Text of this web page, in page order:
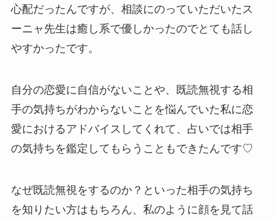
心配だったんですが、相談にのっていただいたス
ーニャ先生は癒し系で優しかったのでとても話し
やすかったです。
自分の恋愛に自信がないことや、既読無視する相
手の気持ちがわからないことを悩んでいた私に恋
愛におけるアドバイスしてくれて、占いでは相手
の気持ちを鑑定してもらうこともできたんです♡
なぜ既読無視をするのか？といった相手の気持ち
を知りたい方はもちろん、私のように顔を見て話